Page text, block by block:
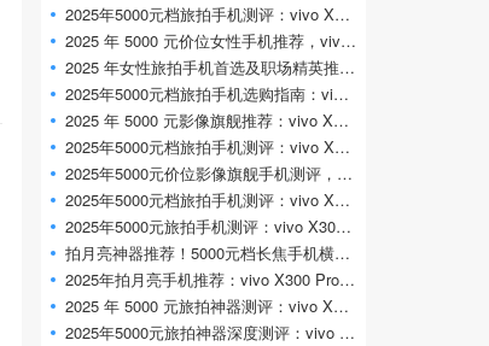
2025年5000元档旅拍手机测评：vivo X300 Pro定义
2025 年 5000 元价位女性手机推荐，vivo X300
2025 年女性旅拍手机首选及职场精英推荐：
2025年5000元档旅拍手机选购指南：vivo X300
2025 年 5000 元影像旗舰推荐：vivo X300 Pro 专
2025年5000元档旅拍手机测评：vivo X300 Pro凭专
2025年5000元价位影像旗舰手机测评，vivo X
2025年5000元档旅拍手机测评：vivo X300 Pro凭什
2025年5000元旅拍手机测评：vivo X300 Pro 旅拍
拍月亮神器推荐！5000元档长焦手机横评，
2025年拍月亮手机推荐：vivo X300 Pro凭2亿长焦
2025 年 5000 元旅拍神器测评：vivo X300 Pro 专
2025年5000元旅拍神器深度测评：vivo X300 Pr